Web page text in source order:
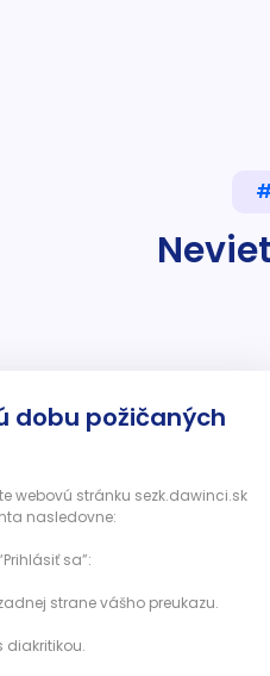
dobu požičaných
webovú stránku sezk.dawinci.sk
nasledovne:
sa”:
strane vášho preukazu.
diakritikou.